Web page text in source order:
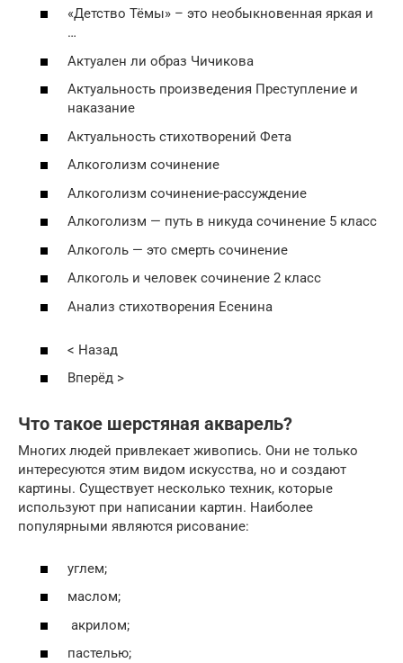
«Детство Тёмы» – это необыкновенная яркая и
…
Актуален ли образ Чичикова
Актуальность произведения Преступление и
наказание
Актуальность стихотворений Фета
Алкоголизм сочинение
Алкоголизм сочинение-рассуждение
Алкоголизм — путь в никуда сочинение 5 класс
Алкоголь — это смерть сочинение
Алкоголь и человек сочинение 2 класс
Анализ стихотворения Есенина
< Назад
Вперёд >
Что такое шерстяная акварель?
Многих людей привлекает живопись. Они не только
интересуются этим видом искусства, но и создают
картины. Существует несколько техник, которые
используют при написании картин. Наиболее
популярными являются рисование:
углем;
маслом;
акрилом;
пастелью;